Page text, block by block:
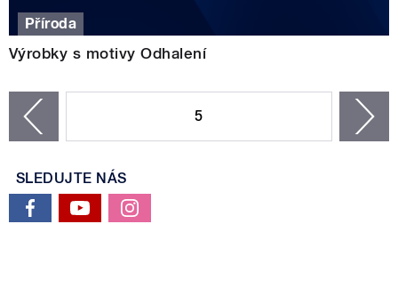
Příroda
Výrobky s motivy Odhalení
5
SLEDUJTE NÁS